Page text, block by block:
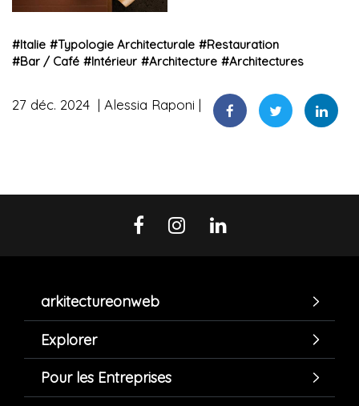
#Italie #Typologie Architecturale #Restauration
#Bar / Café #Intérieur #Architecture #Architectures
27 déc. 2024 Alessia Raponi
arkitectureonweb
Explorer
Pour les Entreprises